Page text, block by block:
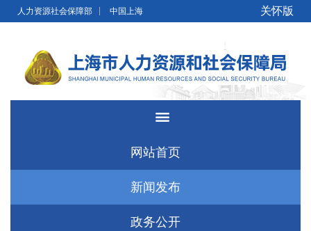
无障碍操作说明 跳转到网站导航区
人力资源社会保障部 中国上海 关怀版
网站首页
新闻发布
政务公开